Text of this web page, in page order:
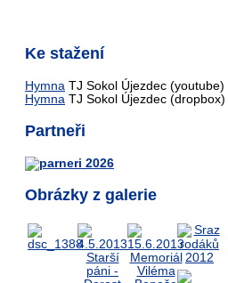
Ke stažení
Hymna TJ Sokol Újezdec (youtube)
Hymna TJ Sokol Újezdec (dropbox)
Partneři
Obrázky z galerie